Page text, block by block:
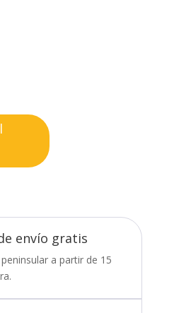
envío gratis
peninsular a partir de 15